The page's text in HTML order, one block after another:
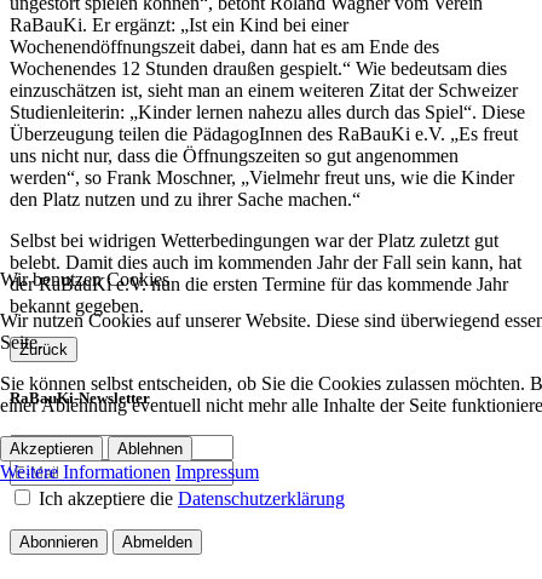
RaBauKi. Er ergänzt: „Ist ein Kind bei einer
Wochenendöffnungszeit dabei, dann hat es am Ende des
Wochenendes 12 Stunden draußen gespielt.“ Wie bedeutsam dies
einzuschätzen ist, sieht man an einem weiteren Zitat der Schweizer
Studienleiterin: „Kinder lernen nahezu alles durch das Spiel“. Diese
Überzeugung teilen die PädagogInnen des RaBauKi e.V. „Es freut
uns nicht nur, dass die Öffnungszeiten so gut angenommen
werden“, so Frank Moschner, „Vielmehr freut uns, wie die Kinder
den Platz nutzen und zu ihrer Sache machen.“
Selbst bei widrigen Wetterbedingungen war der Platz zuletzt gut
belebt. Damit dies auch im kommenden Jahr der Fall sein kann, hat
der RaBauKi e.V. nun die ersten Termine für das kommende Jahr
bekannt gegeben.
Zurück
RaBauKi-Newsletter
Ich akzeptiere die Datenschutzerklärung
Abonnieren Abmelden
Wir benutzen Cookies
Wir nutzen Cookies auf unserer Website. Diese sind überwiegend
Seite.
Sie können selbst entscheiden, ob Sie die Cookies zulassen möchten.
einer Ablehnung eventuell nicht mehr alle Inhalte der Seite
Akzeptieren Ablehnen
Weitere Informationen Impressum